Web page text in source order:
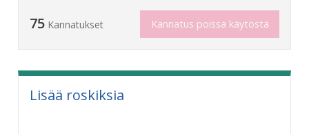
75 Kannatukset Kannatus poissa käytöstä
Lisää roskiksia